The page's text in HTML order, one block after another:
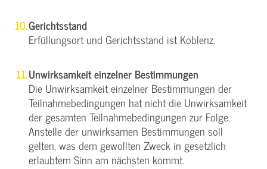
Gerichtsstand
Erfüllungsort und Gerichtsstand ist Koblenz.
Unwirksamkeit einzelner Bestimmungen
Die Unwirksamkeit einzelner Bestimmungen der
Teilnahmebedingungen hat nicht die Unwirksamkeit
der gesamten Teilnahmebedingungen zur Folge.
Anstelle der unwirksamen Bestimmungen soll
gelten, was dem gewollten Zweck in gesetzlich
erlaubtem Sinn am nächsten kommt.